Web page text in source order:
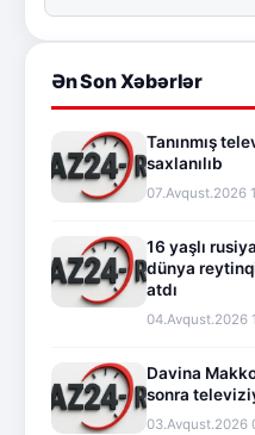
Ən Son Xəbərlər
Tanınmış
saxlanılıb
07.Avqust.2026
16 yaşlı
dünya
atdı
04.Avqust.2026
Davina
sonra
03.Avqust.2026